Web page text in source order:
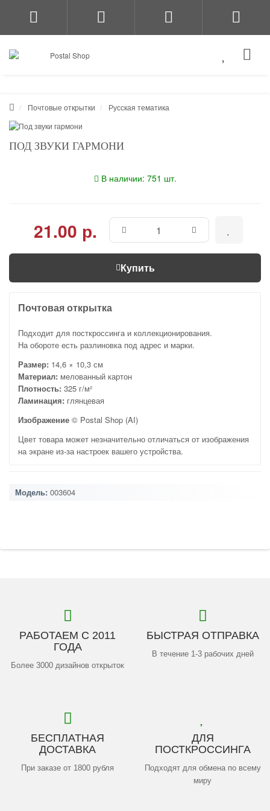
Почтовые открытки Русская тематика
ПОД ЗВУКИ ГАРМОНИ
В наличии: 751 шт.
21.00 р.
Купить
Почтовая открытка
Подходит для посткроссинга и коллекционирования.
На обороте есть разлиновка под адрес и марки.
Размер: 14,6 × 10,3 см
Материал: мелованный картон
Плотность: 325 г/м²
Ламинация: глянцевая
Изображение © Postal Shop (AI)
Цвет товара может незначительно отличаться от изображения
на экране из-за настроек вашего устройства.
Модель: 003604
РАБОТАЕМ С 2011
ГОДА
Более 3000 дизайнов открыток
БЫСТРАЯ ОТПРАВКА
В течение 1-3 рабочих дней
БЕСПЛАТНАЯ
ДОСТАВКА
При заказе от 1800 рубля
ДЛЯ
ПОСТКРОССИНГА
Подходят для обмена по всему
миру